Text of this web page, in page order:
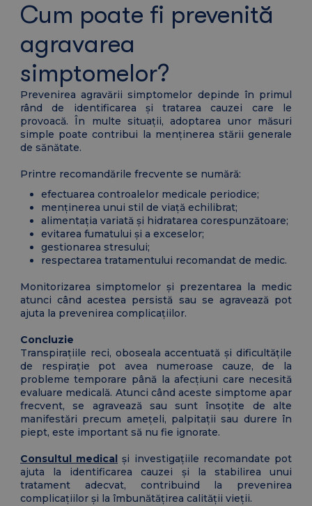
Cum poate fi prevenită
agravarea
simptomelor?
Prevenirea agravării simptomelor depinde în primul
rând de identificarea și tratarea cauzei care le
provoacă. În multe situații, adoptarea unor măsuri
simple poate contribui la menținerea stării generale
de sănătate.
Printre recomandările frecvente se numără:
efectuarea controalelor medicale periodice;
menținerea unui stil de viață echilibrat;
alimentația variată și hidratarea corespunzătoare;
evitarea fumatului și a exceselor;
gestionarea stresului;
respectarea tratamentului recomandat de medic.
Monitorizarea simptomelor și prezentarea la medic
atunci când acestea persistă sau se agravează pot
ajuta la prevenirea complicațiilor.
Concluzie
Transpirațiile reci, oboseala accentuată și dificultățile
de respirație pot avea numeroase cauze, de la
probleme temporare până la afecțiuni care necesită
evaluare medicală. Atunci când aceste simptome apar
frecvent, se agravează sau sunt însoțite de alte
manifestări precum amețeli, palpitații sau durere în
piept, este important să nu fie ignorate.
Consultul medical și investigațiile recomandate pot
ajuta la identificarea cauzei și la stabilirea unui
tratament adecvat, contribuind la prevenirea
complicațiilor și la îmbunătățirea calității vieții.